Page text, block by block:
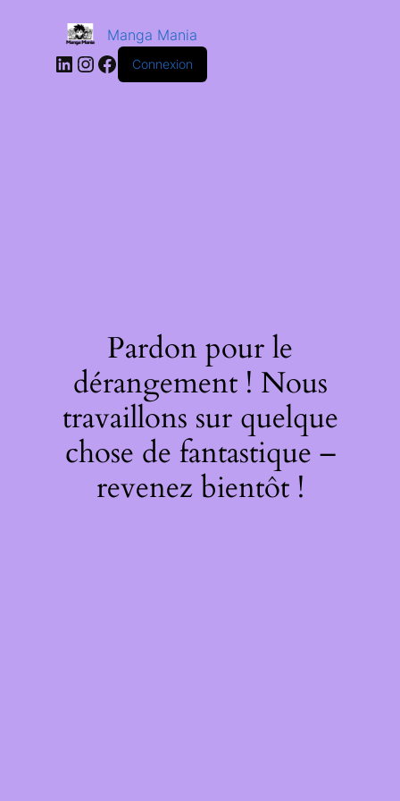
Manga Mania
Connexion
Pardon pour le
dérangement ! Nous
travaillons sur quelque
chose de fantastique –
revenez bientôt !